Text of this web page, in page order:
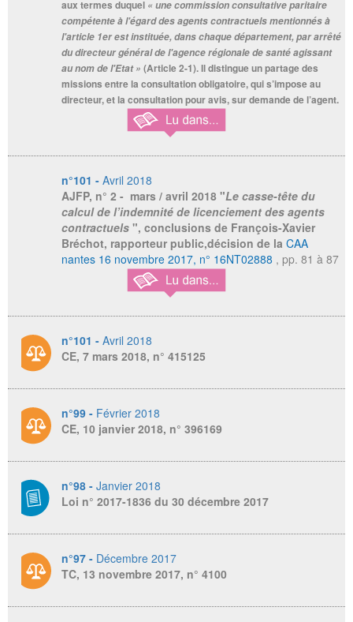
aux termes duquel « une commission consultative paritaire
compétente à l'égard des agents contractuels mentionnés à
l'article 1er est instituée, dans chaque département, par arrêté
du directeur général de l'agence régionale de santé agissant
au nom de l'Etat » (Article 2-1). Il distingue un partage des
missions entre la consultation obligatoire, qui s’impose au
directeur, et la consultation pour avis, sur demande de l’agent.
n°101 - Avril 2018
AJFP, n° 2 - mars / avril 2018 "Le casse-tête du
calcul de l’indemnité de licenciement des agents
contractuels ", conclusions de François-Xavier
Bréchot, rapporteur public,décision de la CAA
nantes 16 novembre 2017, n° 16NT02888 , pp. 81 à 87
n°101 - Avril 2018
CE, 7 mars 2018, n° 415125
n°99 - Février 2018
CE, 10 janvier 2018, n° 396169
n°98 - Janvier 2018
Loi n° 2017-1836 du 30 décembre 2017
n°97 - Décembre 2017
TC, 13 novembre 2017, n° 4100